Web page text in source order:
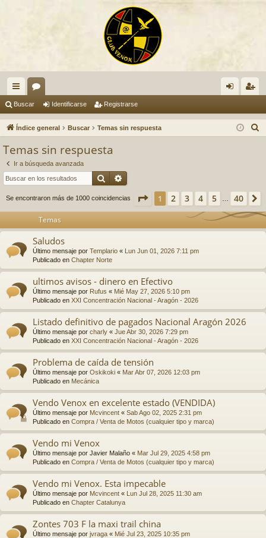
nl
ac
pi
s
or
os nti ist
Buscar Identificarse Registrarse
Índice general Buscar Temas sin respuesta
Temas sin respuesta
Ir a búsqueda avanzada
Buscar
Se encontraron más de 1000 coincidencias Página de 40
1 2 3 4 5 40
Temas
Saludos
Último mensaje por Templario « Lun Jun 01, 2026 7:11 pm
Publicado en Chapter Norte
ultimos avisos - dinero en Efectivo
Último mensaje por Rufus « Mié May 27, 2026 5:10 pm
Publicado en XXI Concentración Nacional - Aragón - 2026
Listado definitivo de pagados Nacional Aragón 2026
Último mensaje por charly « Jue Abr 30, 2026 7:29 pm
Publicado en XXI Concentración Nacional - Aragón - 2026
Problema de caída de tensión
Último mensaje por Oskikoki « Mar Abr 07, 2026 12:03 pm
Publicado en Mecánica
Vendo Venox en excelente estado (VENDIDA)
Último mensaje por Mcvincent « Sab Ago 02, 2025 2:31 pm
Publicado en Compra / Venta de Motos (cualquier tipo y marca)
Vendo mi Venox
Último mensaje por Javier Malaño « Mar Jul 29, 2025 4:58 pm
Publicado en Compra / Venta de Motos (cualquier tipo y marca)
Vendo mi Venox. Esta impecable
Último mensaje por Mcvincent « Lun Jul 28, 2025 11:30 am
Publicado en Chapter Catalunya
Zontes 703 F la maxi trail china
Último mensaje por jvraga « Mié Jul 23, 2025 10:35 pm